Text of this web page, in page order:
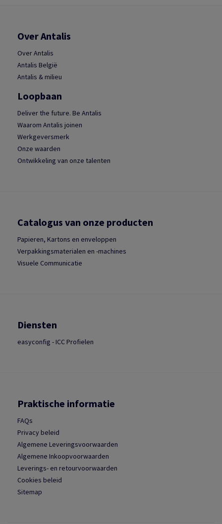
Over Antalis
Over Antalis
Antalis België
Antalis & milieu
Loopbaan
Deliver the future. Be Antalis
Waarom Antalis joinen
Werkgeversmerk
Onze waarden
Ontwikkeling van onze talenten
Catalogus van onze producten
Papieren, Kartons en enveloppen
Verpakkingsmaterialen en -machines
Visuele Communicatie
Diensten
easyconfig - ICC Profielen
Praktische informatie
FAQs
Privacy beleid
Algemene Leveringsvoorwaarden
Algemene Inkoopvoorwaarden
Leverings- en retourvoorwaarden
Cookies beleid
Sitemap